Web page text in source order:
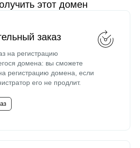
этот домен
заказ
на регистрацию
домена: вы сможете
регистрацию домена, если
его не продлит.